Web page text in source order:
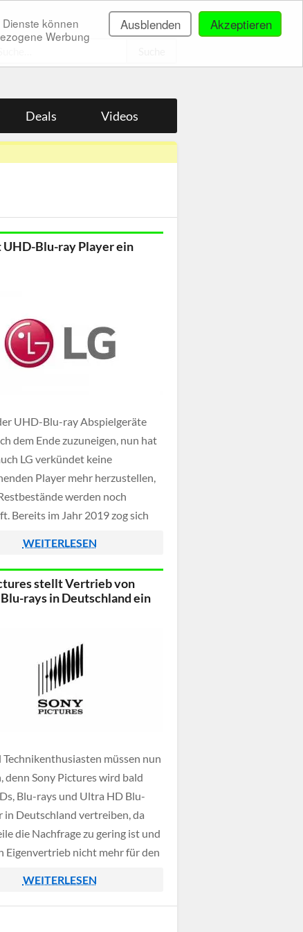
Akzeptieren
Ausblenden
können
Werbung
Deals Videos
UHD-Blu-ray Player ein
UHD-Blu-ray Abspielgeräte
dem Ende zuzuneigen, nun hat
LG verkündet keine
Player mehr herzustellen,
werden noch
Bereits im Jahr 2019 zog sich
ray Player zurück und hatte
Anfang vom Ende besiegelt.
WEITERLESEN
stellt Vertrieb von
rays in Deutschland ein
Technikenthusiasten müssen nun
denn Sony Pictures wird bald
Blu-rays und Ultra HD Blu-
in Deutschland vertreiben, da
die Nachfrage zu gering ist und
Eigenvertrieb nicht mehr für den
WEITERLESEN